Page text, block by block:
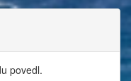
povedl.